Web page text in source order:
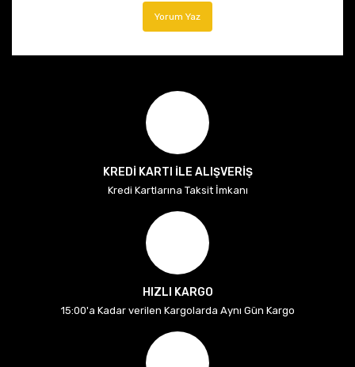
Yorum Yaz
KREDİ KARTI İLE ALIŞVERİŞ
Kredi Kartlarına Taksit İmkanı
HIZLI KARGO
15:00'a Kadar verilen Kargolarda Aynı Gün Kargo